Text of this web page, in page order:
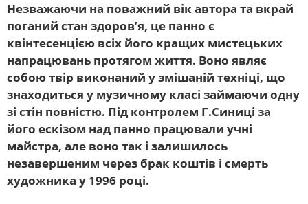
Незважаючи на поважний вік автора та вкрай
поганий стан здоров’я, це панно є
квінтесенцією всіх його кращих мистецьких
напрацювань протягом життя. Воно являє
собою твір виконаний у змішаній техніці, що
знаходиться у музичному класі займаючи одну
зі стін повністю. Під контролем Г.Синиці за
його ескізом над панно працювали учні
майстра, але воно так і залишилось
незавершеним через брак коштів і смерть
художника у 1996 році.